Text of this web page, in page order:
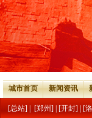
城市首页 新闻资讯
[总站] [郑州] [开封] [